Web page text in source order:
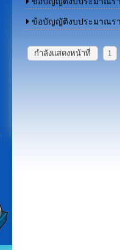
ข้อบัญญัติงบประมาณรา
กำลังแสดงหน้าที่ 1